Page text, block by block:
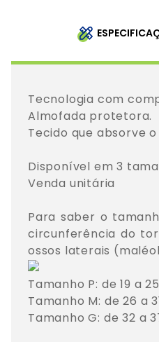
Tecnologia com
Almofada protetora.
Tecido que absorve o
Disponível em 3
Venda unitária
Para saber o
circunferência do
Tamanho P: de 19 a
Tamanho M: de 26 a
Tamanho G: de 32 a